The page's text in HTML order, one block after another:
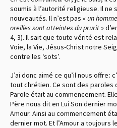
soumis à l’autorité religieuse. Il ne
nouveautés. Il n’est pas « un
oreilles sont atteintes du prurit »
4, 3). Il sait que toute vérité est
Voie, la Vie, Jésus-Christ notre
contre les ‘sots’.
J’ai donc aimé ce qu’il nous offre :
tout chrétien. Ce sont des paroles
Parole était au commencement.
Père nous dit en Lui Son dernier
Amour. Ainsi au commencement
dernier mot. Et l’Amour a toujours